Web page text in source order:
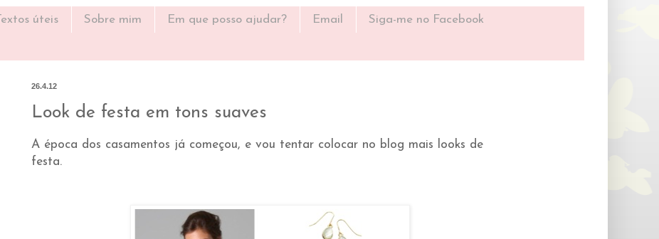
Textos úteis Sobre mim Em que posso ajudar? Email Siga-me no Facebook
26.4.12
Look de festa em tons suaves
A época dos casamentos já começou, e vou tentar colocar no blog mais looks de
festa.